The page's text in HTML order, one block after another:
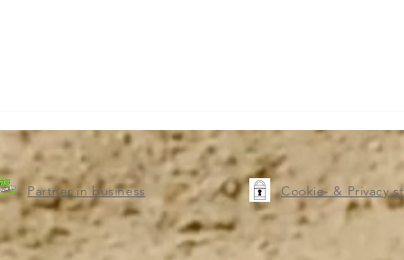
Partner in business Cookie- & Privacy